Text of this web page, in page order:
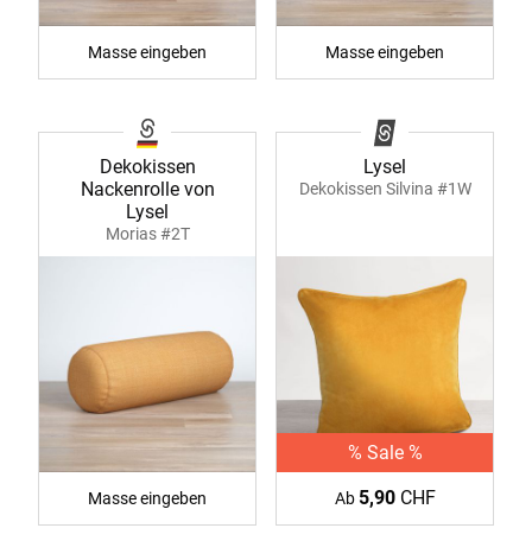
Masse eingeben Masse eingeben
Dekokissen
Nackenrolle von
Lysel
Morias #2T
Masse eingeben
Lysel
Dekokissen Silvina #1W
% Sale %
Ab 5,90CHF